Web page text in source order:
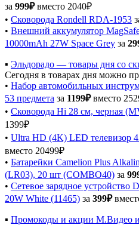
за 999₽вместо 2040₽
• Сковорода Rondell RDA-1953
• Внешний аккумулятор
10000mAh 27W Space Grey за
▪️ Эльдорадо — товары дня со
Сегодня в товарах дня можно
• Набор автомобильных
53 предмета за 1199₽вместо
• Сковорода Hi 28 см, черная
1399₽
• Ultra HD (4K) LED телевизор
вместо 20499₽
• Батарейки Camelion Plus
(LR03), 20 шт (COMBO40) за
• Сетевое зарядное устройство
20W White (11465) за 399₽
▪️ Промокоды и акции М.Видео